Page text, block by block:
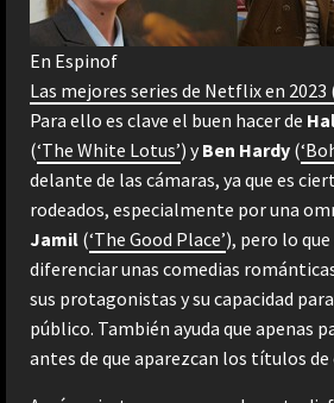
En Espinof
Las mejores series de Netflix en
Para ello es clave el buen hacer de
(‘The White Lotus’) y Ben Hardy (
delante de las cámaras, ya que es
rodeados, especialmente por una
Jamil (‘The Good Place’), pero lo
diferenciar unas comedias
sus protagonistas y su capacidad
público. También ayuda que apenas
antes de que aparezcan los títulos